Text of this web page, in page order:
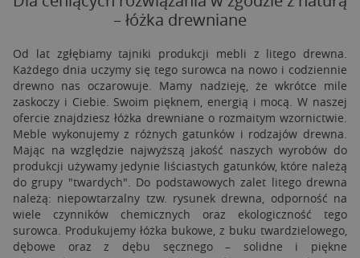
– łóżka drewniane
Od lat zgłębiamy tajniki produkcji mebli z litego drewna.
Każdego dnia uczymy się tego surowca na nowo i codziennie
drewno nas oczarowuje. Mamy nadzieję, że wkrótce mile
zaskoczy i Ciebie. Swoim pięknem, energią i mocą. W naszej
ofercie znajdziesz łóżka drewniane o rozmaitym wzornictwie.
Meble wykonujemy z różnych gatunków i rodzajów drewna.
Mając na względzie najwyższą jakość naszych wyrobów do
produkcji używamy jedynie liściastych gatunków, które należą
do grupy "twardych". Do podstawowych zalet litego drewna
należą: niepowtarzalny tzw. rysunek drewna, odporność na
wiele czynników chemicznych oraz ekologiczność tego
surowca. Produkujemy łóżka bukowe, z buku twardzielowego,
dębowe oraz z dębu sęcznego – solidne i piękne